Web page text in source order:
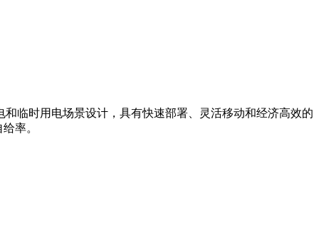
临时用电场景设计，具有快速部署、灵活移动和经济高效的
率。